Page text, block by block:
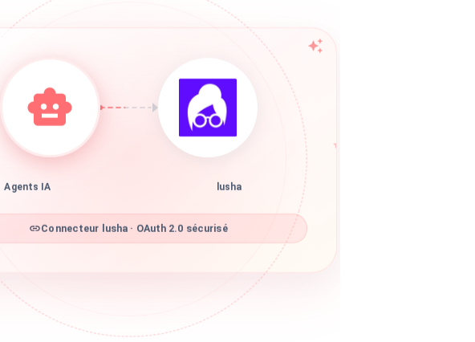
Agents IA lusha
Connecteur lusha · OAuth 2.0 sécurisé